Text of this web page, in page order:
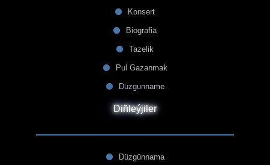
Konsert
Biografia
Tazelik
Pul Gazanmak
Düzgunname
Diñleýjiler
Düzgünnama